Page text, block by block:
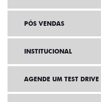
PÓS VENDAS
INSTITUCIONAL
AGENDE UM TEST DRIVE